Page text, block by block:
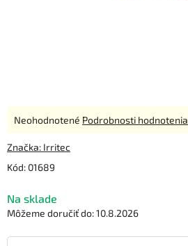
Kód: 01689
Na sklade
Môžeme doručiť do:10.8.2026
Priemerné
produktu
0,0
5
hviezdičiek.
Neohodnotené Podrobnosti hodnotenia
Značka: Irritec